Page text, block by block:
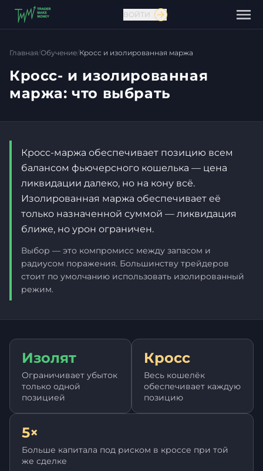
Связаться с нами
ВОЙТИ
Главная/Обучение/Кросс и изолированная маржа
Кросс- и изолированная
маржа: что выбрать
Кросс-маржа обеспечивает позицию всем
балансом фьючерсного кошелька — цена
ликвидации далеко, но на кону всё.
Изолированная маржа обеспечивает её
только назначенной суммой — ликвидация
ближе, но урон ограничен.
Выбор — это компромисс между запасом и
радиусом поражения. Большинству трейдеров
стоит по умолчанию использовать изолированный
режим.
Изолят
Ограничивает убыток
только одной
позицией
Кросс
Весь кошелёк
обеспечивает каждую
позицию
5×
Больше капитала под риском в кроссе при той
же сделке